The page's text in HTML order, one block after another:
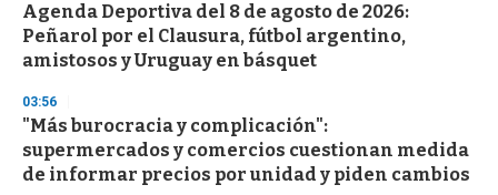
Agenda Deportiva del 8 de agosto de 2026:
Peñarol por el Clausura, fútbol argentino,
amistosos y Uruguay en básquet
03:56
"Más burocracia y complicación":
supermercados y comercios cuestionan medida
de informar precios por unidad y piden cambios